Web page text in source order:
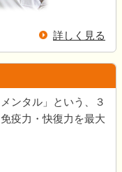
詳しく見る
ンタル」という、３
疫力・快復力を最大